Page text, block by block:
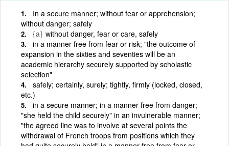
In a secure manner; without fear or apprehension;
without danger; safely
{a} without danger, fear or care, safely
in a manner free from fear or risk; "the outcome of
expansion in the sixties and seventies will be an
academic hierarchy securely supported by scholastic
selection"
safely; certainly, surely; tightly, firmly (locked, closed,
etc.)
in a secure manner; in a manner free from danger;
"she held the child securely" in an invulnerable manner;
"the agreed line was to involve at several points the
withdrawal of French troops from positions which they